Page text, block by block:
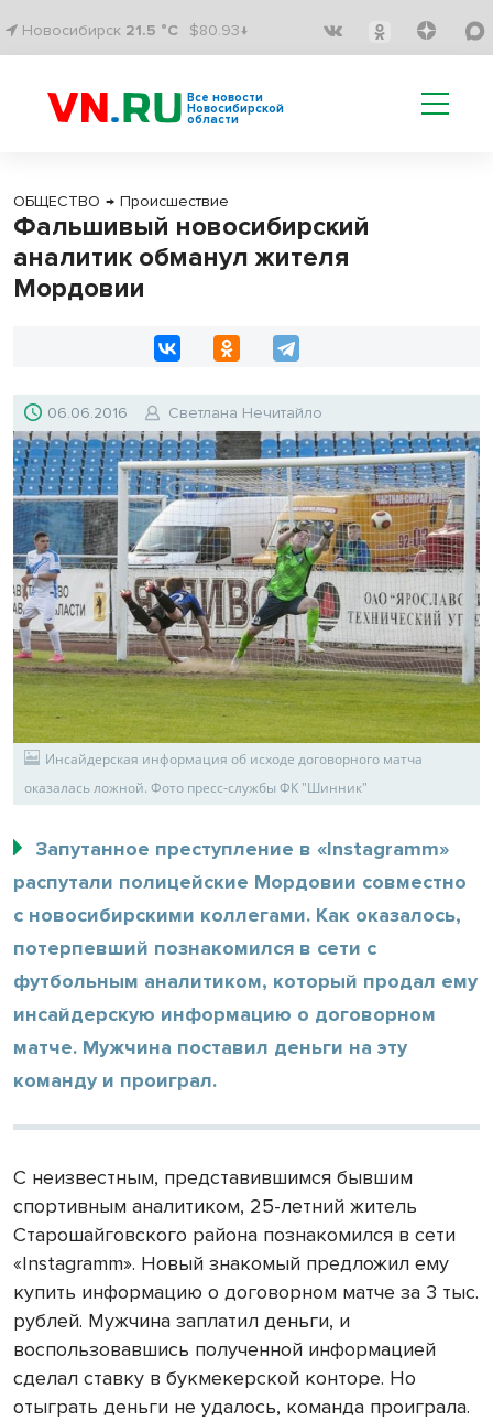
Новосибирск 21.5 °C $80.93↓
Все новости
Новосибирской
области
ОБЩЕСТВО → Происшествие
Фальшивый новосибирский
аналитик обманул жителя
Мордовии
06.06.2016 Светлана Нечитайло
Инсайдерская информация об исходе договорного матча
оказалась ложной. Фото пресс-службы ФК "Шинник"
Запутанное преступление в «Instagramm»
распутали полицейские Мордовии совместно
с новосибирскими коллегами. Как оказалось,
потерпевший познакомился в сети с
футбольным аналитиком, который продал ему
инсайдерскую информацию о договорном
матче. Мужчина поставил деньги на эту
команду и проиграл.
С неизвестным, представившимся бывшим
спортивным аналитиком, 25-летний житель
Старошайговского района познакомился в сети
«Instagramm». Новый знакомый предложил ему
купить информацию о договорном матче за 3 тыс.
рублей. Мужчина заплатил деньги, и
воспользовавшись полученной информацией
сделал ставку в букмекерской конторе. Но
отыграть деньги не удалось, команда проиграла.